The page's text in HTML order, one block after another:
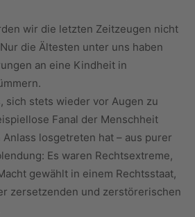
wir die letzten Zeitzeugen nicht
die Ältesten unter uns haben
an eine Kindheit in
sich stets wieder vor Augen zu
Fanal der Menschheit
losgetreten hat – aus purer
Es waren Rechtsextreme,
gewählt in einem Rechtsstaat,
zersetzenden und zerstörerischen